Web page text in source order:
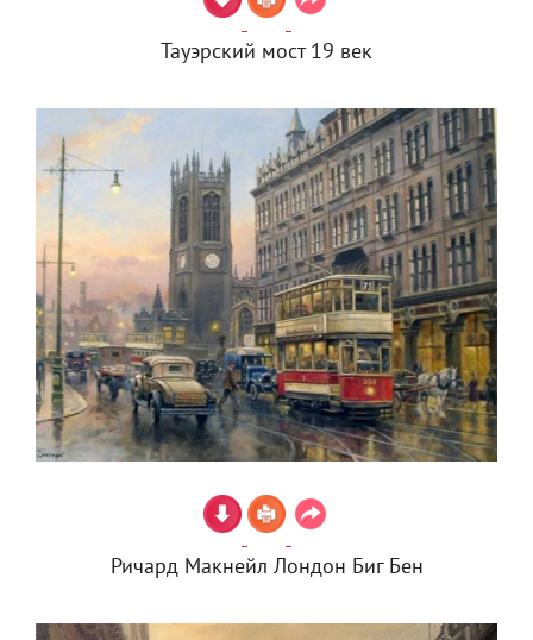
Тауэрский мост 19 век
Ричард Макнейл Лондон Биг Бен